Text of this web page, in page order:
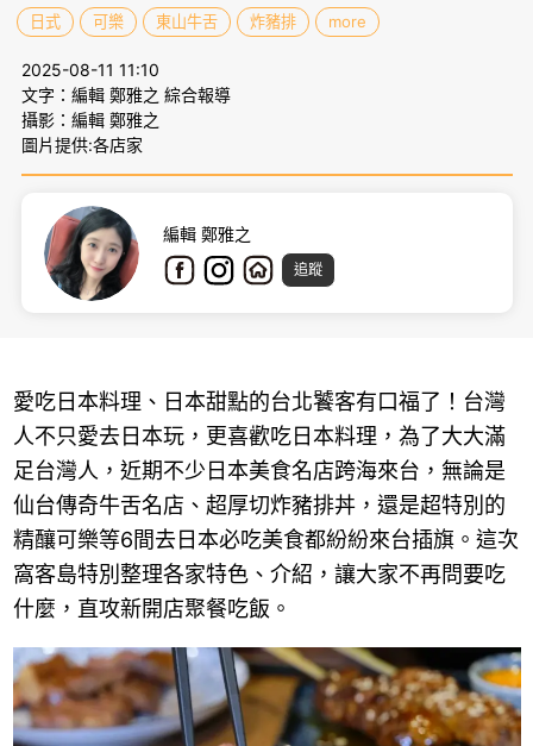
日式 可樂 東山牛舌 炸豬排 more
2025-08-11 11:10
文字：編輯 鄭雅之 綜合報導
攝影：編輯 鄭雅之
圖片提供:各店家
編輯 鄭雅之
追蹤
愛吃日本料理、日本甜點的台北饕客有口福了！台灣
人不只愛去日本玩，更喜歡吃日本料理，為了大大滿
足台灣人，近期不少日本美食名店跨海來台，無論是
仙台傳奇牛舌名店、超厚切炸豬排丼，還是超特別的
精釀可樂等6間去日本必吃美食都紛紛來台插旗。這次
窩客島特別整理各家特色、介紹，讓大家不再問要吃
什麼，直攻新開店聚餐吃飯。